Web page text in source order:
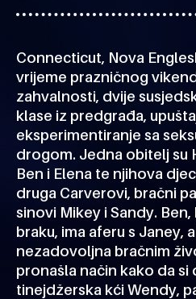
Connecticut, Nova
vrijeme prazničnog
zahvalnosti, dvije
klase iz predgrađa,
eksperimentiranje sa
drogom. Jedna obitelj su
Ben i Elena te njihova
druga Carverovi, bračni
sinovi Mikey i Sandy.
braku, ima aferu s Janey,
nezadovoljna bračnim
pronašla način kako da si
tinejdžerska kći Wendy,